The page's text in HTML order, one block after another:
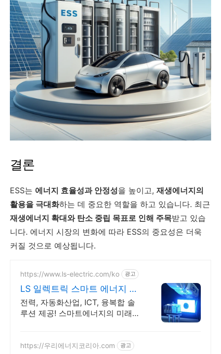
결론
ESS는 에너지 효율성과 안정성을 높이고, 재생에너지의
활용을 극대화하는 데 중요한 역할을 하고 있습니다. 최근
재생에너지 확대와 탄소 중립 목표로 인해 주목받고 있습
니다. 에너지 시장의 변화에 따라 ESS의 중요성은 더욱
커질 것으로 예상됩니다.
https://www.ls-electric.com/ko 광고
LS 일렉트릭 스마트 에너지 글
로벌 기업
전력, 자동화산업, ICT, 융복합 솔
루션 제공! 스마트에너지의 미래를
https://우리에너지코리아.com 광고